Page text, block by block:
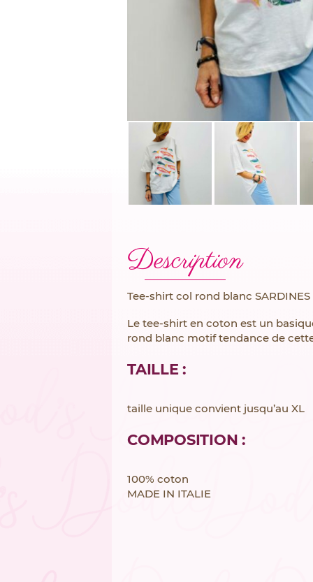
Description
Tee-shirt col rond blanc SARDINES
Le tee-shirt en coton est un
rond blanc motif tendance de
TAILLE :
taille unique convient jusqu’au XL
COMPOSITION :
100% coton
MADE IN ITALIE